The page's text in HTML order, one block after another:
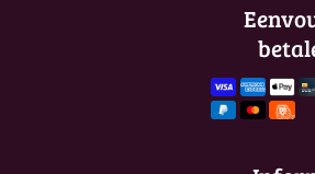
o
k
r
a
m